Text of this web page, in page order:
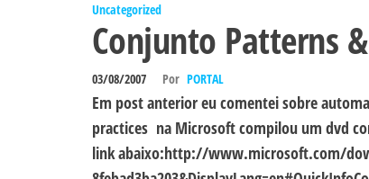
Uncategorized
Conjunto Patterns
03/08/2007 Por PORTAL
Em post anterior eu comentei sobre
practices na Microsoft compilou um dvd
link abaixo:http://www.microsoft.com/